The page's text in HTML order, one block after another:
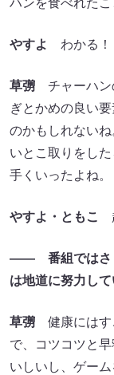
ハンを食べれたこ
やすよ わかる！
草彅 チャーハン
ぎとかめの良い
のかもしれない
いとこ取りをし
手くいったよね。
やすよ・ともこ
―― 番組ではさ
は地道に努力し
草彅 健康にはす
で、コツコツと
いしいし、ゲー